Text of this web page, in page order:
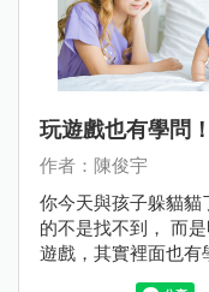
玩遊戲也有學問
作者：陳俊宇
你今天與孩子躲貓貓
的不是找不到， 而
遊戲，其實裡面也有